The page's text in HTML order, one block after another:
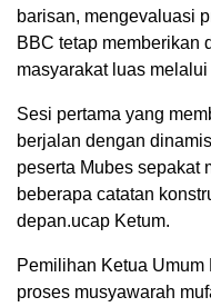
barisan, mengevaluasi
BBC tetap memberikan
masyarakat luas
​Sesi pertama yang
berjalan dengan
peserta Mubes sepakat
beberapa catatan
depan.ucap Ketum.
Pemilihan Ketua
proses musyawarah